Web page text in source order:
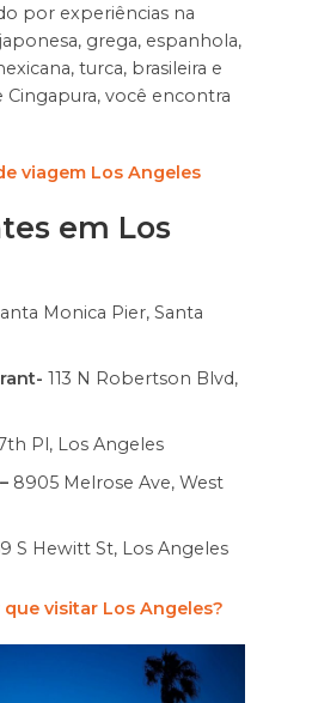
por experiências na
grega, espanhola,
turca, brasileira e
Cingapura, você encontra
viagem Los Angeles
em Los
Monica Pier, Santa
113 N Robertson Blvd,
7th Pl, Los Angeles
8905 Melrose Ave, West
S Hewitt St, Los Angeles
que visitar Los Angeles?